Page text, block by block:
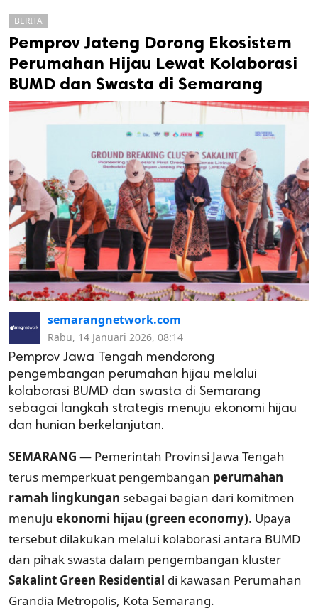
cipta.
BERITA
Pemprov Jateng Dorong Ekosistem
Perumahan Hijau Lewat Kolaborasi
BUMD dan Swasta di Semarang
semarangnetwork.com
Rabu, 14 Januari 2026, 08:14
Pemprov Jawa Tengah mendorong
pengembangan perumahan hijau melalui
kolaborasi BUMD dan swasta di Semarang
sebagai langkah strategis menuju ekonomi hijau
dan hunian berkelanjutan.
SEMARANG — Pemerintah Provinsi Jawa Tengah
terus memperkuat pengembangan perumahan
ramah lingkungan sebagai bagian dari komitmen
menuju ekonomi hijau (green economy). Upaya
tersebut dilakukan melalui kolaborasi antara BUMD
dan pihak swasta dalam pengembangan kluster
Sakalint Green Residential di kawasan Perumahan
Grandia Metropolis, Kota Semarang.